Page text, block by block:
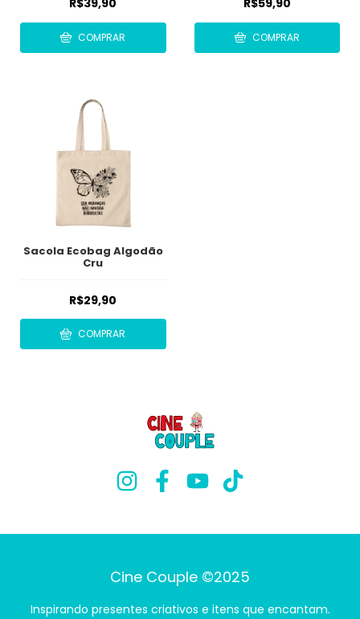
R$39,90
COMPRAR
R$59,90
COMPRAR
Sacola Ecobag Algodão
Cru
R$29,90
COMPRAR
Cine Couple ©2025
Inspirando presentes criativos e itens que encantam.